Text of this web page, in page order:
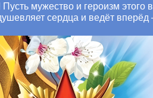
мужество и героизм этого
сердца и ведёт